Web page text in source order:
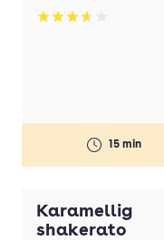
Betyg: 3.66 av 5
15 min
Karamellig
shakerato